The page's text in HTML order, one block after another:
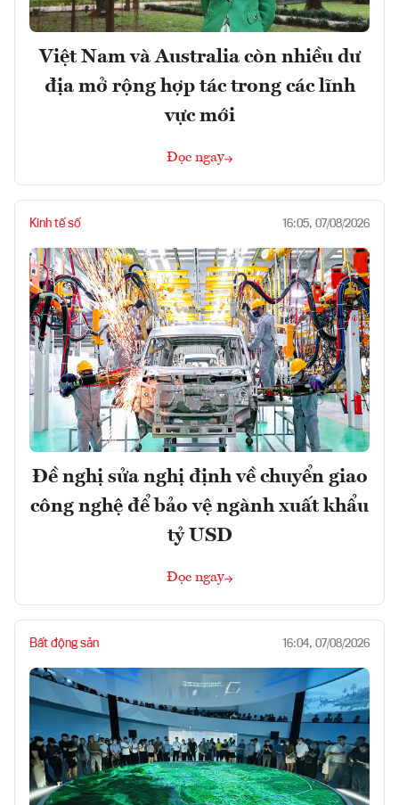
Việt Nam và Australia còn nhiều dư
địa mở rộng hợp tác trong các lĩnh
vực mới
Đọc ngay
Kinh tế số 16:05, 07/08/2026
Đề nghị sửa nghị định về chuyển giao
công nghệ để bảo vệ ngành xuất khẩu
tỷ USD
Đọc ngay
Bất động sản 16:04, 07/08/2026